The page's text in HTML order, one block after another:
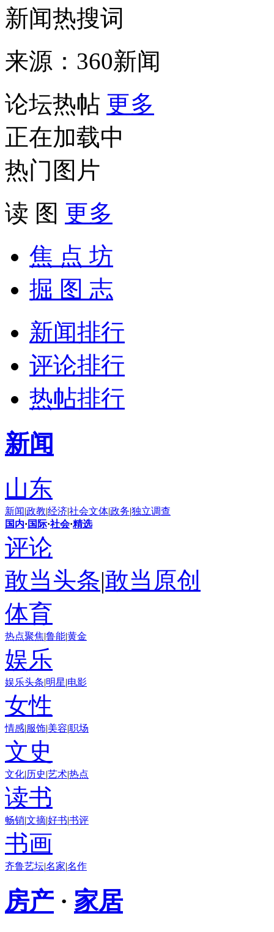
新闻热搜词
来源：360新闻
论坛热帖 更多
正在加载中
热门图片
读 图 更多
焦 点 坊
掘 图 志
新闻排行
评论排行
热帖排行
新闻
山东
新闻|政教|经济|社会文体|政务|独立调查
国内· 国际·社会·精选
评论
敢当头条|敢当原创
体育
热点聚焦|鲁能|黄金
娱乐
娱乐头条|明星|电影
女性
情感|服饰|美容|职场
文史
文化|历史|艺术|热点
读书
畅销|文摘|好书|书评
书画
齐鲁艺坛|名家|名作
房产 · 家居